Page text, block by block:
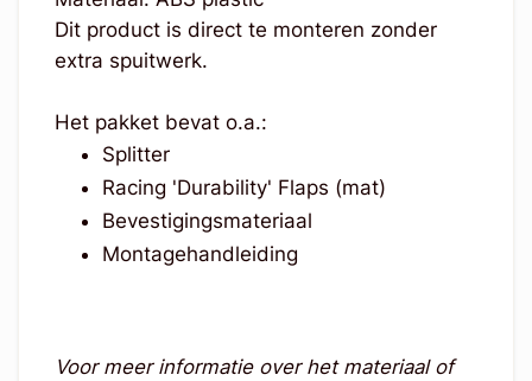
Dit product is direct te monteren zonder
extra spuitwerk.
Het pakket bevat o.a.:
Splitter
Racing 'Durability' Flaps (mat)
Bevestigingsmateriaal
Montagehandleiding
Voor meer informatie over het materiaal of